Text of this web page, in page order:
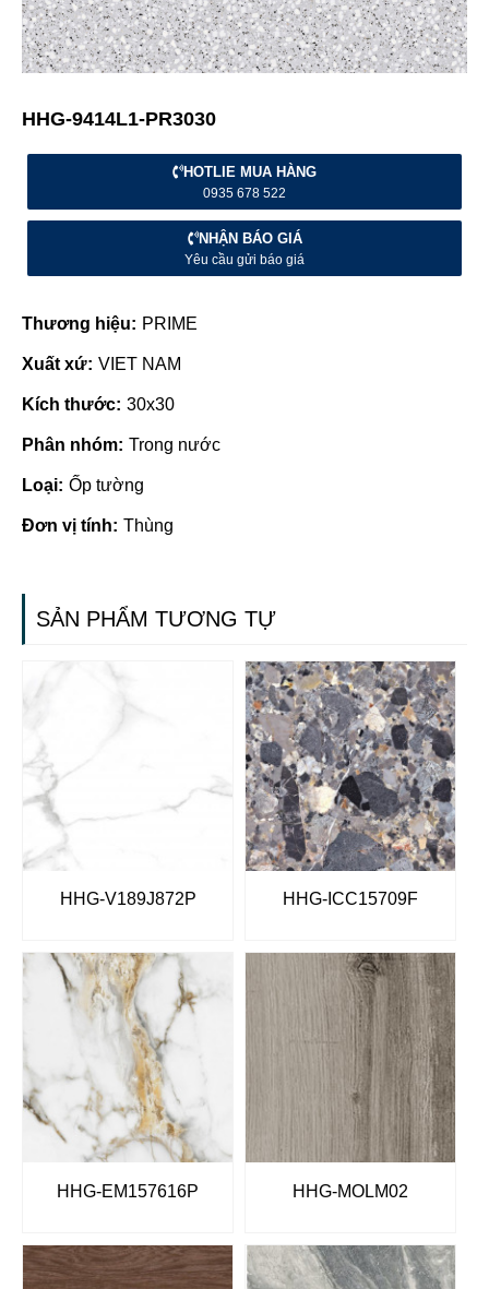
HHG-9414L1-PR3030
HOTLIE MUA HÀNG
0935 678 522
NHẬN BÁO GIÁ
Yêu cầu gửi báo giá
Thương hiệu: PRIME
Xuất xứ: VIET NAM
Kích thước: 30x30
Phân nhóm: Trong nước
Loại: Ốp tường
Đơn vị tính: Thùng
SẢN PHẨM TƯƠNG TỰ
HHG-V189J872P HHG-ICC15709F
HHG-EM157616P HHG-MOLM02